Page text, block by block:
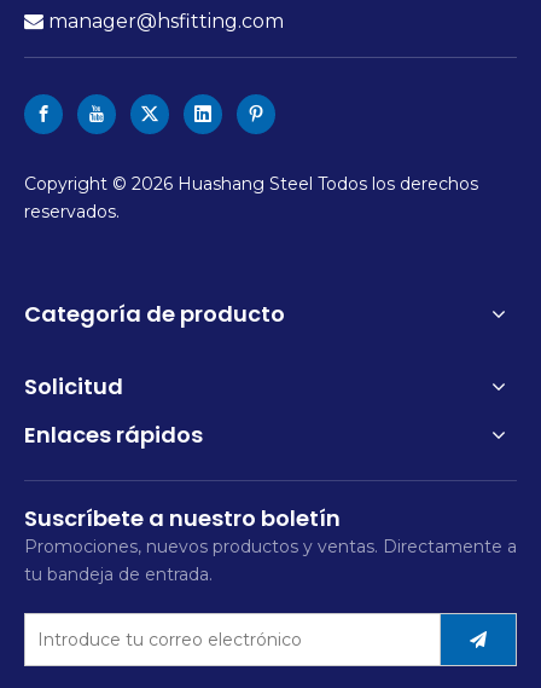
 manager@hsfitting.com
Copyright © 2026 Huashang Steel Todos los derechos
reservados.
Categoría de producto
Solicitud
Enlaces rápidos
Suscríbete a nuestro boletín
Promociones, nuevos productos y ventas. Directamente a
tu bandeja de entrada.